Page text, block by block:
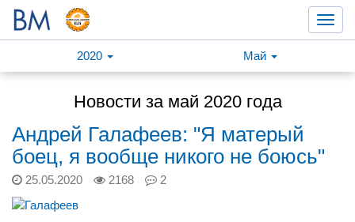
2020
Май
Новости за май 2020 года
Андрей Галафеев: "Я матерый
боец, я вообще никого не боюсь"
25.05.2020 2168 2